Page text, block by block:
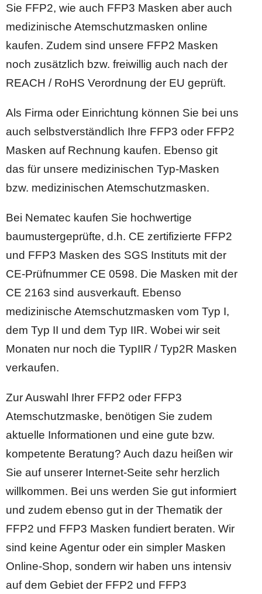
Sie FFP2, wie auch FFP3 Masken aber auch
medizinische Atemschutzmasken online
kaufen. Zudem sind unsere FFP2 Masken
noch zusätzlich bzw. freiwillig auch nach der
REACH / RoHS Verordnung der EU geprüft.
Als Firma oder Einrichtung können Sie bei uns
auch selbstverständlich Ihre FFP3 oder FFP2
Masken auf Rechnung kaufen. Ebenso git
das für unsere medizinischen Typ-Masken
bzw. medizinischen Atemschutzmasken.
Bei Nematec kaufen Sie hochwertige
baumustergeprüfte, d.h. CE zertifizierte FFP2
und FFP3 Masken des SGS Instituts mit der
CE-Prüfnummer CE 0598. Die Masken mit der
CE 2163 sind ausverkauft. Ebenso
medizinische Atemschutzmasken vom Typ I,
dem Typ II und dem Typ IIR. Wobei wir seit
Monaten nur noch die TypIIR / Typ2R Masken
verkaufen.
Zur Auswahl Ihrer FFP2 oder FFP3
Atemschutzmaske, benötigen Sie zudem
aktuelle Informationen und eine gute bzw.
kompetente Beratung? Auch dazu heißen wir
Sie auf unserer Internet-Seite sehr herzlich
willkommen. Bei uns werden Sie gut informiert
und zudem ebenso gut in der Thematik der
FFP2 und FFP3 Masken fundiert beraten. Wir
sind keine Agentur oder ein simpler Masken
Online-Shop, sondern wir haben uns intensiv
auf dem Gebiet der FFP2 und FFP3